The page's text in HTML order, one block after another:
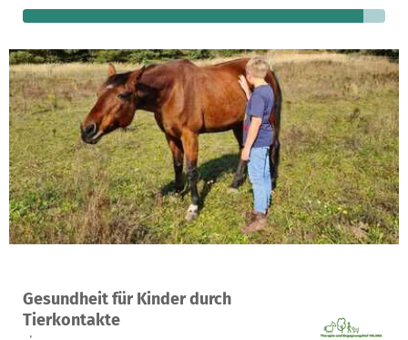
Gesundheit für Kinder durch
Tierkontakte
Ein Projekt in Wiesenburg OT Grubo, Deutschland
0 2.200 €
fehlen noch